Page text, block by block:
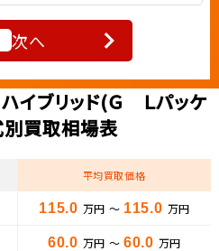
次へ
イブリッド(Ｇ Ｌパッケ
買取相場表
平均買取価格
115.0 万円 ～ 115.0 万円
60.0 万円 ～ 60.0 万円